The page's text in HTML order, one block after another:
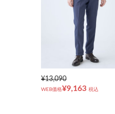
¥13,090
WEB価格¥9,163 税込